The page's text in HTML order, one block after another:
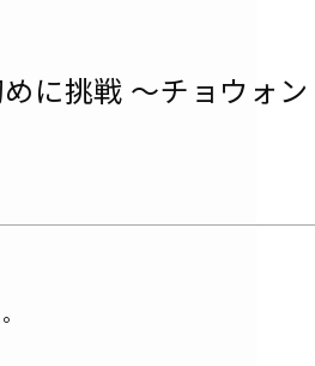
に挑戦 〜チョウォン